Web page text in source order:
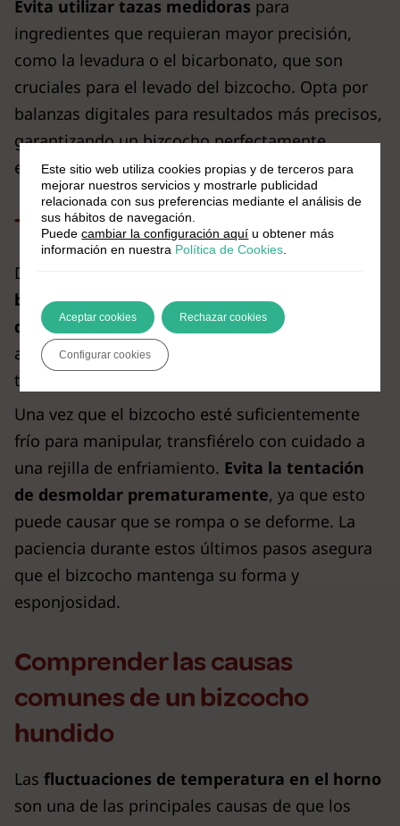
Evita utilizar tazas medidoras para
ingredientes que requieran mayor precisión,
como la levadura o el bicarbonato, que son
cruciales para el levado del bizcocho. Opta por
balanzas digitales para resultados más precisos,
garantizando un bizcocho perfectamente
esponjoso cada vez.
Técnicas post-horneado
Después de hornear, es crucial
bizcocho repose dentro del horno apagado
durante unos minutos.Esto permite que se
ajuste sin experimentar cambios bruscos de
temperatura.
Una vez que el bizcocho esté suficientemente
frío para manipular, transfiérelo con cuidado a
una rejilla de enfriamiento. Evita la tentación
de desmoldar prematuramente, ya que esto
puede causar que se rompa o se deforme. La
paciencia durante estos últimos pasos asegura
que el bizcocho mantenga su forma y
esponjosidad.
Comprender las causas
comunes de un bizcocho
hundido
Las fluctuaciones de temperatura en el horno
son una de las principales causas de que los
Este sitio web utiliza cookies propias y de terceros para
mejorar nuestros servicios y mostrarle publicidad
relacionada con sus preferencias mediante el análisis de
sus hábitos de navegación.
Puedecambiar la configuración aquí u obtener más
información en nuestra Política de Cookies
Aceptar cookies Rechazar cookies
Configurar cookies